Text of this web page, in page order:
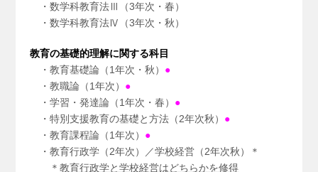
・数学科教育法Ⅲ（3年次・春）
・数学科教育法Ⅳ（3年次・秋）
教育の基礎的理解に関する科目
・教育基礎論（1年次・秋） ●
・教職論（1年次） ●
・学習・発達論（1年次・春） ●
・特別支援教育の基礎と方法（2年次秋） ●
・教育課程論（1年次） ●
・教育行政学（2年次）／学校経営（2年次秋）＊
＊教育行政学と学校経営はどちらかを修得